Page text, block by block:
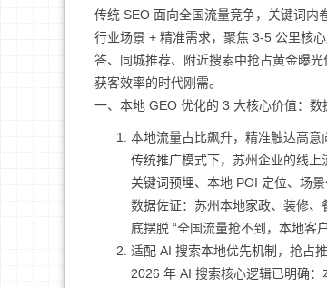
传统 SEO 面向全国流量竞争，关键词内
行业场景 + 精准需求，聚焦 3-5 公里核
答、同城推荐、附近搜索中抢占黄金曝
获客效率的时代刚需。
一、本地 GEO 优化的 3 大核心价值：
本地流量占比飙升，精准触达高意
传统推广模式下，苏州企业的线
关键词预埋、本地 POI 定位、场
数据佐证：苏州本地家政、装修
底摆脱 “全国流量抢不到，本地客
适配 AI 搜索本地优先机制，抢占
2026 年 AI 搜索核心逻辑已明确